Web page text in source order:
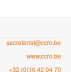
secretariat@ccro.be
www.ccro.be
+32 (0)10 42 04 70